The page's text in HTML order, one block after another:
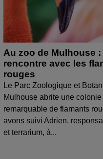
Au zoo de Mulhouse :
rencontre avec les
rouges
Le Parc Zoologique et
Mulhouse abrite une colonie
remarquable de flamants
avons suivi Adrien,
et terrarium, à...